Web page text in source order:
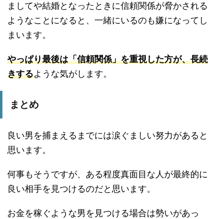
ましてや結婚となったときに信頼関係が脅かされる
ようなことになると、一緒にいるのも嫌になってし
まいます。
やっぱり最後は「信頼関係」を重視した方が、長続
きするような気がします。
まとめ
良い男を捕まえるまでには涙ぐましい努力があると
思います。
何事もそうですが、ある程度真面目な人が最終的に
良い相手を見つけるのだと思います。
お金を稼ぐような男を見つける場合は勢いがあっ